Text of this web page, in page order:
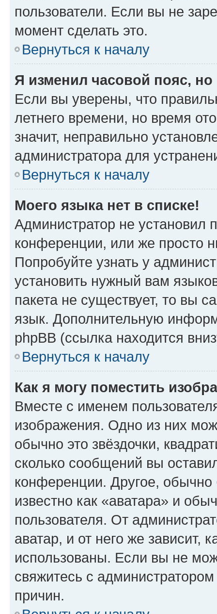
пользователи. Если вы не
момент сделать это.
Вернуться к началу
Я изменил часовой пояс,
Если вы уверены, что
летнего времени, но время
значит, неправильно
администратора для
Вернуться к началу
Моего языка нет в списке!
Администратор не установил
конференции, или же просто
Попробуйте узнать у
установить нужный вам
пакета не существует, то вы
язык. Дополнительную
phpBB (ссылка находится
Вернуться к началу
Как я могу поместить
Вместе с именем
изображения. Одно из них
обычно это звёздочки,
сколько сообщений вы
конференции. Другое,
известно как «аватара» и
пользователя. От
аватар, и от него же зависит,
использованы. Если вы не
свяжитесь с
причин.